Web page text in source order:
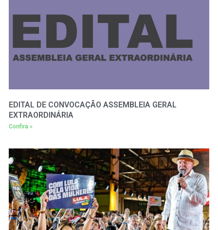
EDITAL DE CONVOCAÇÃO ASSEMBLEIA GERAL
EXTRAORDINÁRIA
Confira »